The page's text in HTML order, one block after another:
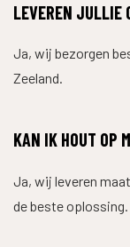
LEVEREN JULLIE
Ja, wij bezorgen
Zeeland.
KAN IK HOUT OP
Ja, wij leveren
de beste oplossing.